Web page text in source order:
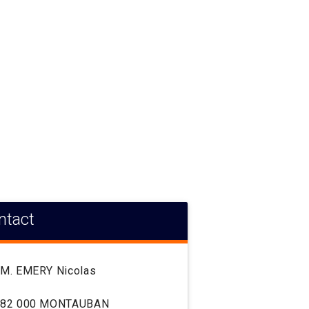
M. EMERY Nicolas
82 000 MONTAUBAN